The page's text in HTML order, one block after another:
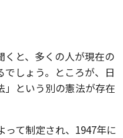
と、多くの人が現在の
でしょう。ところが、日
という別の憲法が存在
って制定され、1947年に